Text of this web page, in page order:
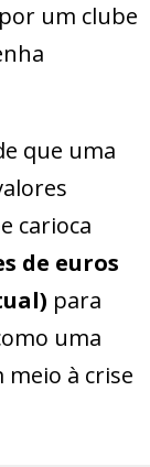
um clube
que uma
carioca
de euros
para
uma
à crise